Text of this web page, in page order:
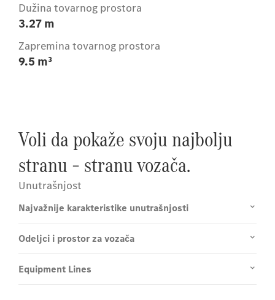
Dužina tovarnog prostora
3.27 m
Zapremina tovarnog prostora
9.5 m³
Voli da pokaže svoju najbolju
stranu – stranu vozača.
Unutrašnjost
Najvažnije karakteristike unutrašnjosti
Odeljci i prostor za vozača
Equipment Lines